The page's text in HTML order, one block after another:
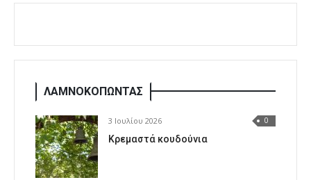
ΛΑΜΝΟΚΟΠΩΝΤΑΣ
3 Ιουλίου 2026 0
Κρεμαστά κουδούνια